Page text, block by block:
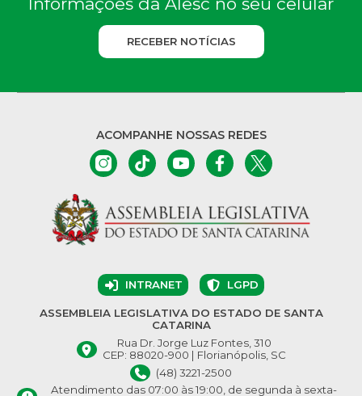
RECEBER NOTÍCIAS
ACOMPANHE NOSSAS REDES
INTRANET LGPD
ASSEMBLEIA LEGISLATIVA DO ESTADO DE SANTA
CATARINA
Rua Dr. Jorge Luz Fontes, 310
CEP: 88020-900 | Florianópolis, SC
(48) 3221-2500
Atendimento das 07:00 às 19:00, de segunda à sexta-